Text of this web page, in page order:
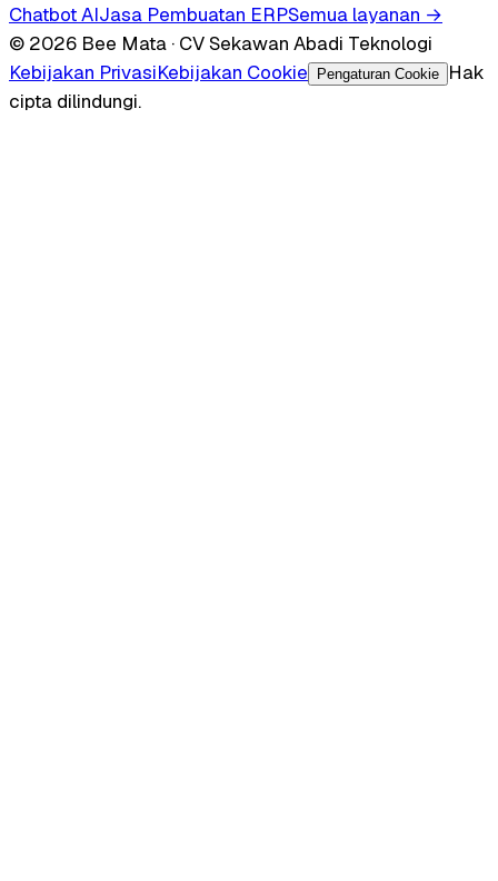
Chatbot AIJasa Pembuatan ERPSemua layanan →
© 2026 Bee Mata · CV Sekawan Abadi Teknologi
Kebijakan PrivasiKebijakan Cookie Pengaturan Cookie
Hak
cipta dilindungi.